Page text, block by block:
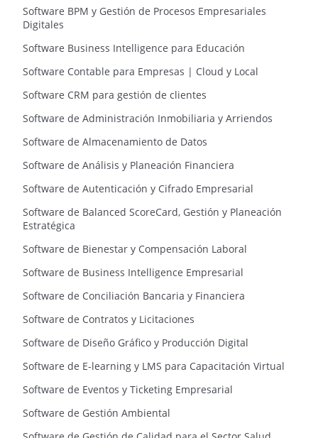
Software BPM y Gestión de Procesos Empresariales
Digitales
Software Business Intelligence para Educación
Software Contable para Empresas | Cloud y Local
Software CRM para gestión de clientes
Software de Administración Inmobiliaria y Arriendos
Software de Almacenamiento de Datos
Software de Análisis y Planeación Financiera
Software de Autenticación y Cifrado Empresarial
Software de Balanced ScoreCard, Gestión y Planeación
Estratégica
Software de Bienestar y Compensación Laboral
Software de Business Intelligence Empresarial
Software de Conciliación Bancaria y Financiera
Software de Contratos y Licitaciones
Software de Diseño Gráfico y Producción Digital
Software de E-learning y LMS para Capacitación Virtual
Software de Eventos y Ticketing Empresarial
Software de Gestión Ambiental